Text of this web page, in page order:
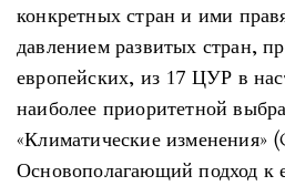
конкретных стран и ими
давлением развитых стран,
европейских, из 17 ЦУР в
наиболее приоритетной
«Климатические изменения»
Основополагающий подход к